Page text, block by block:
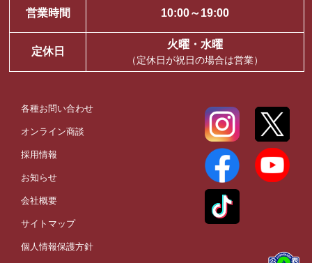
営業時間 10:00～19:00
定休日
火曜・水曜
（定休日が祝日の場合は営業）
各種お問い合わせ
オンライン商談
採用情報
お知らせ
会社概要
サイトマップ
個人情報保護方針